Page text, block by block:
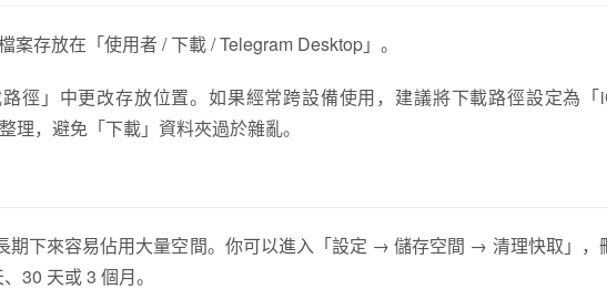
存放在「使用者 / 下載 / Telegram Desktop」。
」中更改存放位置。如果經常跨設備使用，建議將下載路徑設定為「
理，避免「下載」資料夾過於雜亂。
期下來容易佔用大量空間。你可以進入「設定 → 儲存空間 → 清理快取」，
30 天或 3 個月。